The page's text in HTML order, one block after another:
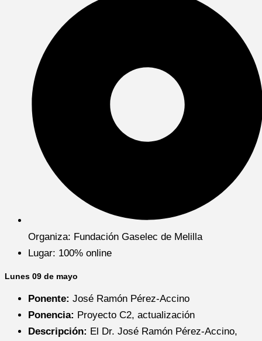
Organiza: Fundación Gaselec de Melilla
Lugar: 100% online
Lunes 09 de mayo
Ponente: José Ramón Pérez-Accino
Ponencia: Proyecto C2, actualización
Descripción: El Dr. José Ramón Pérez-Accino,